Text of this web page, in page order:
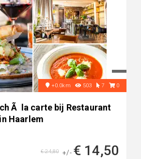
+0.0km 503 7 0
Ã la carte bij Restaurant
Haarlem
+/- € 14,50
€ 24,80